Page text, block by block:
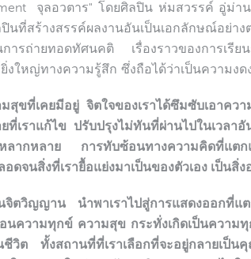
จุลอวตาร" โดยศิลปิน ห่มสวรรค์ อู่ม่า
ที่สร้างสรรค์ผลงานอันเป็นเอกลักษณ์อย่า
การถ่ายทอดทัศนคติ เรื่องราวของการเรี
ยิ่งใหญ่ทางความรู้สึก ซึ่งถือได้ว่าเป็นความง
สุขที่เคยมีอยู่ จิตใจของเราได้ซึมซับเอาค
ที่เราแก้ไข ปรับปรุงไม่ทันที่ผ่านไปในเวล
ลากหลาย การทับซ้อนทางความคิดที่แตก
ดจนสิ่งที่เรายื้อแย่งมาเป็นของตัวเอง เป็นสิ่
นจิตวิญญาน นำพาเราไปสู่การแสดงออกที่
นความทุกข์ ความสุข กระทั่งเกิดเป็นความ
ชีวิต ทั้งสถานที่ที่เราเลือกที่จะอยู่กลายเป็